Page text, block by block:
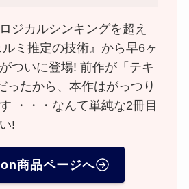
ジカルシンキングを超え
ミ推定の技術』から早6ヶ
ついに登場! 前作が「テキ
ったから、本作はがっつり
・・・なんて単純な2冊目
!
商品ページへ